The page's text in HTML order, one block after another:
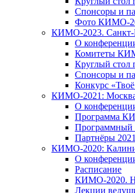
Спонсоры и
Фото КИМО-
КИМО-2023. Санкт-
О
Комитеты
Круглый стол
Спонсоры и
Конкурс
КИМО-2021:
О
Программа
Программный
Партнёры 2021
КИМО-2020:
О
Расписание
КИМО-2020.
Лекции